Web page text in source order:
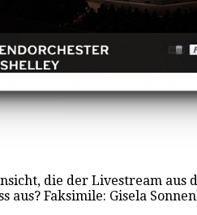
die der Livestream
aus? Faksimile: Gisela